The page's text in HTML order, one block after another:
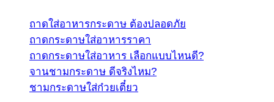
ถาดใส่อาหารกระดาษ ต้องปลอดภัย
ถาดกระดาษใส่อาหารราคา
ถาดกระดาษใส่อาหาร เลือกแบบไหนดี?
จานชามกระดาษ ดีจริงไหม?
ชามกระดาษใส่ก๋วยเตี๋ยว